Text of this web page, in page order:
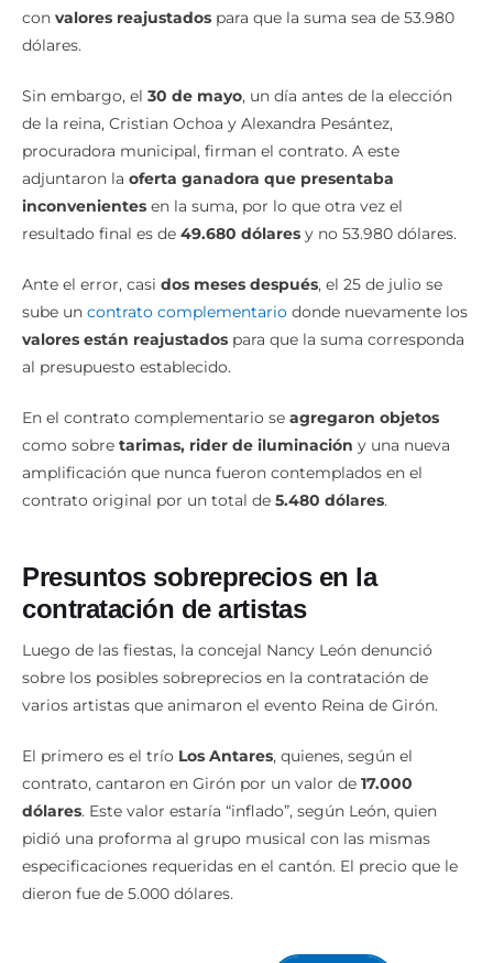
dólares.
de la reina, Cristian Ochoa y Alexandra Pesántez,
procuradora municipal, firman el contrato. A este
adjuntaron laoferta ganadora que presentaba
inconvenientesen la suma, por lo que otra vez el
resultado final es de49.680 dólaresy no 53.980 dólares.
sube uncontrato complementariodonde nuevamente los
valores están reajustadospara que la suma corresponda
al presupuesto establecido.
como sobretarimas, rider de iluminacióny una nueva
amplificación que nunca fueron contemplados en el
contrato original por un total de5.480 dólares .
contratación de artistas
Luego de las fiestas, la concejal Nancy León denunció
sobre los posibles sobreprecios en la contratación de
varios artistas que animaron el evento Reina de Girón.
contrato, cantaron en Girón por un valor de17.000
dólares. Este valor estaría “inflado”, según León, quien
pidió una proforma al grupo musical con las mismas
especificaciones requeridas en el cantón. El precio que le
dieron fue de 5.000 dólares.
Descarga